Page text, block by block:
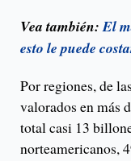
Vea también:El
esto le puede
Por regiones, de
valorados en más
total casi 13
norteamericanos,